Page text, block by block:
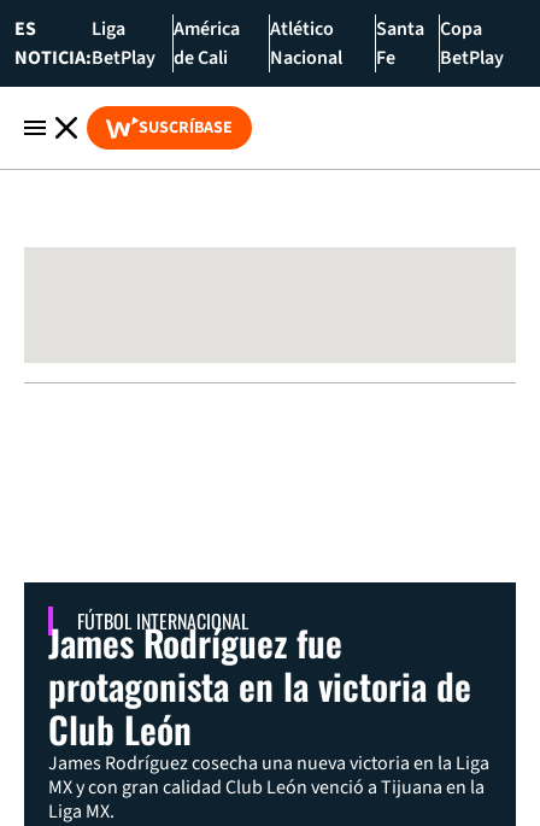
ES
NOTICIA:
Liga
BetPlay
América
de Cali
Atlético
Nacional
Santa
Fe
Copa
BetPlay
SUSCRÍBASE
FÚTBOL INTERNACIONAL
James Rodríguez fue
protagonista en la victoria de
Club León
James Rodríguez cosecha una nueva victoria en la Liga
MX y con gran calidad Club León venció a Tijuana en la
Liga MX.